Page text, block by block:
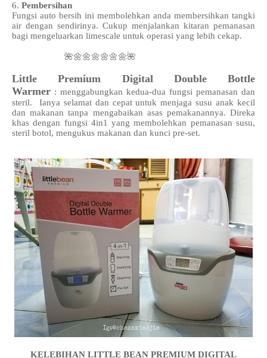
6. Pembersihan
Fungsi auto bersih ini membolehkan anda membersihkan tangki
air dengan sendirinya. Cukup menjalankan kitaran pemanasan
bagi mengeluarkan limescale untuk operasi yang lebih cekap.
🌺🌼🌼🌼🌼🌼🌼🌺
Little Premium Digital Double Bottle
Warmer : menggabungkan kedua-dua fungsi pemanasan dan
steril. Ianya selamat dan cepat untuk menjaga susu anak kecil
dan makanan tanpa mengabaikan asas pemakanannya. Direka
khas dengan fungsi 4in1 yang membolehkan pemanasan susu,
steril botol, mengukus makanan dan kunci pre-set.
KELEBIHAN LITTLE BEAN PREMIUM DIGITAL